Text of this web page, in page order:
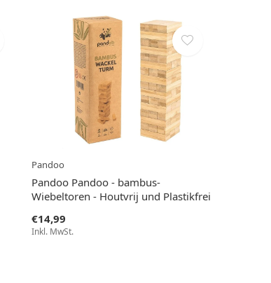
Pandoo
Pandoo Pandoo - bambus-
Wiebeltoren - Houtvrij und Plastikfrei
€14,99
Inkl. MwSt.